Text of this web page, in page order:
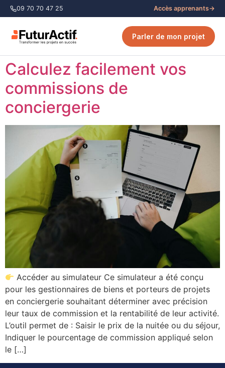
09 70 70 47 25 Accès apprenants→
Parler de mon projet
Calculez facilement vos
commissions de
conciergerie
Accéder au simulateur Ce simulateur a été conçu
pour les gestionnaires de biens et porteurs de projets
en conciergerie souhaitant déterminer avec précision
leur taux de commission et la rentabilité de leur activité.
L’outil permet de : Saisir le prix de la nuitée ou du séjour,
Indiquer le pourcentage de commission appliqué selon
le […]